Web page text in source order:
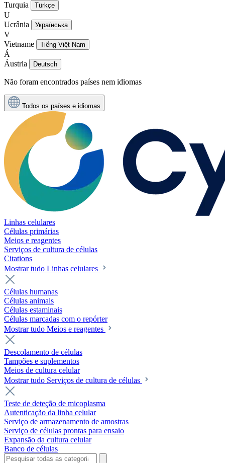
Turquia Türkçe
U
Ucrânia
Українська
V
Vietname
Tiếng Việt Nam
Á
Áustria
Deutsch
Não foram encontrados países nem idiomas
Todos os países e idiomas
Linhas celulares
Células primárias
Meios e reagentes
Serviços de cultura de células
Citations
Mostrar tudo Linhas celulares
Células humanas
Células animais
Células estaminais
Células marcadas com o repórter
Mostrar tudo Meios e reagentes
Descolamento de células
Tampões e suplementos
Meios de cultura celular
Mostrar tudo Serviços de cultura de células
Teste de deteção de micoplasma
Autenticação da linha celular
Serviço de armazenamento de amostras
Serviço de células prontas para ensaio
Expansão da cultura celular
Banco de células